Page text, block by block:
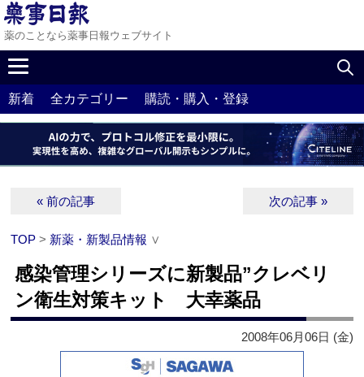
薬のことなら薬事日報ウェブサイト
新着 全カテゴリー 購読・購入・登録
« 前の記事 次の記事 »
TOP > 新薬・新製品情報 ∨
感染管理シリーズに新製品”クレベリ
ン衛生対策キット 大幸薬品
2008年06月06日 (金)